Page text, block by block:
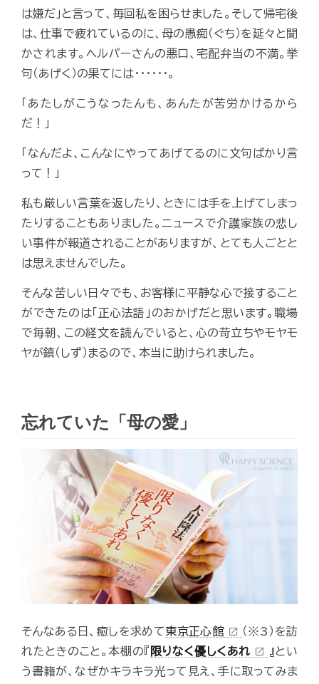
は嫌だ」と言って、毎回私を困らせました。そして帰宅後
は、仕事で疲れているのに、母の愚痴（ぐち）を延々と聞
かされます。ヘルパーさんの悪口、宅配弁当の不満。挙
句（あげく）の果てには･･････。
「あたしがこうなったんも、あんたが苦労かけるから
だ！」
「なんだよ、こんなにやってあげてるのに文句ばかり言
って！」
私も厳しい言葉を返したり、ときには手を上げてしまっ
たりすることもありました。ニュースで介護家族の悲し
い事件が報道されることがありますが、とても人ごとと
は思えませんでした。
そんな苦しい日々でも、お客様に平静な心で接すること
ができたのは「正心法語」のおかげだと思います。職場
で毎朝、この経文を読んでいると、心の苛立ちやモヤモ
ヤが鎮（しず）まるので、本当に助けられました。
忘れていた「母の愛」
そんなある日、癒しを求めて東京正心館 open_in_new （※3）を訪
れたときのこと。本棚の『 限りなく優しくあれ open_in_new
』とい
う書籍が、なぜかキラキラ光って見え、手に取ってみま